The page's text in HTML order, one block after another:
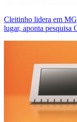
Cleitinho lidera em
lugar, aponta pesquisa